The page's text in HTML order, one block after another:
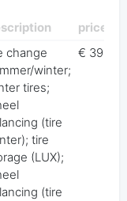
price
change
winter;
tires;
(tire
tire
(LUX);
(tire
€